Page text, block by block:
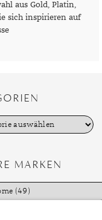
aus Gold, Platin,
sich inspirieren auf
MARKEN